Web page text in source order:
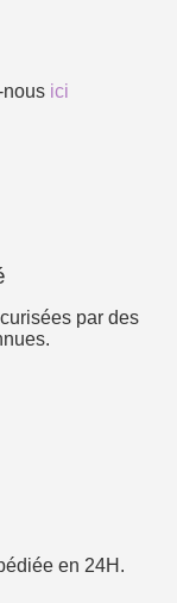
nous ici
par des
en 24H.